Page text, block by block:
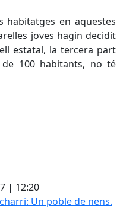
habitatges en aquestes
joves hagin decidit
estatal, la tercera part
100 habitants, no té
| 12:20
Un poble de nens.